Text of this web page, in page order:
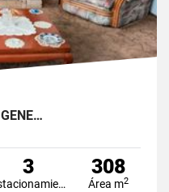
3
Estacionamiento
308
Área m2